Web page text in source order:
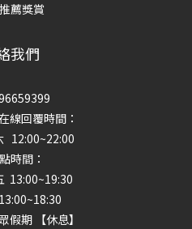
薦獎賞
我們
線回覆時間：
12:00~22:00
時間：
13:00~19:30
假期 【休息】